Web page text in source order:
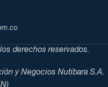
derechos reservados.
y Negocios Nutibara S.A.